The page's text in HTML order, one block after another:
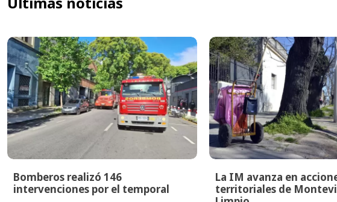
Bomberos realizó 146
intervenciones por el temporal
La IM avanza en
territoriales de